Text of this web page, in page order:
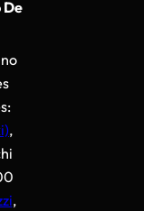
De
,
,